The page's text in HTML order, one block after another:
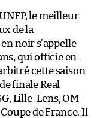
le meilleur
de la
noir s’appelle
qui officie en
cette saison
finale Real
Lille-Lens, OM-
Coupe de France. Il